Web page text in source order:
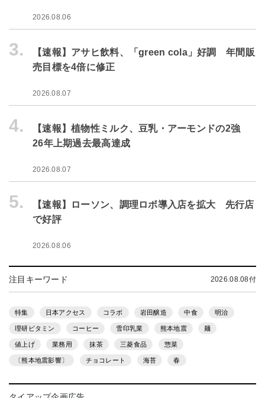
2026.08.06
3.
【速報】アサヒ飲料、「green cola」好調 年間販
売目標を4倍に修正
2026.08.07
4.
【速報】植物性ミルク、豆乳・アーモンドの2強
26年上期過去最高達成
2026.08.07
5.
【速報】ローソン、調理ロボ導入店を拡大 先行店
で好評
2026.08.06
注目キーワード 2026.08.08付
特集 日本アクセス コラボ 岩田醸造 中食 明治
理研ビタミン コーヒー 雪印乳業 熊本地震 麺
値上げ 業務用 抹茶 三菱食品 惣菜
〔熊本地震影響〕 チョコレート 海苔 春